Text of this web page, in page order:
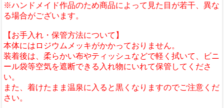
※ハンドメイド作品のため商品によって見た目が若干、異な
る場合がございます。
【お手入れ・保管方法について】
本体にはロジウムメッキがかかっておりません。
装着後は、柔らかい布やティッシュなどで軽く拭いて、ビニ
ール袋等空気を遮断できる入れ物にいれて保管してくださ
い。
また、着けたまま温泉に入ると黒くなりますのでご注意くだ
さい。